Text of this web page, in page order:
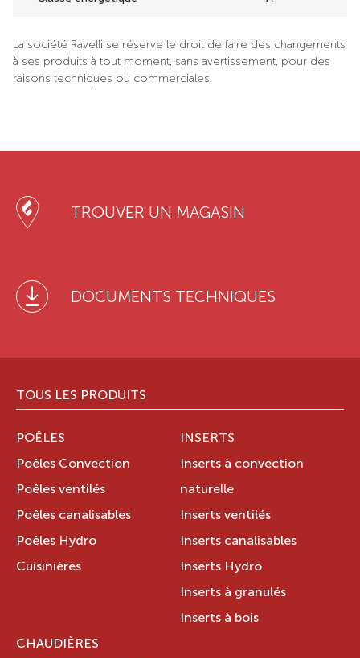
La société Ravelli se réserve le droit de faire des changements
à ses produits à tout moment, sans avertissement, pour des
raisons techniques ou commerciales.
TROUVER UN MAGASIN
DOCUMENTS TECHNIQUES
TOUS LES PRODUITS
POÊLES
Poêles Convection
Poêles ventilés
Poêles canalisables
Poêles Hydro
Cuisinières
INSERTS
Inserts à convection
naturelle
Inserts ventilés
Inserts canalisables
Inserts Hydro
Inserts à granulés
Inserts à bois
CHAUDIÈRES